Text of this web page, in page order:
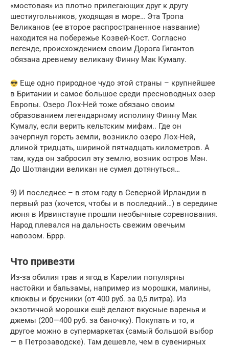
«мостовая» из плотно прилегающих друг к другу
шестиугольников, уходящая в море… Эта Тропа
Великанов (ее второе распространенное название)
находится на побережье Козвей-Кост. Согласно
легенде, происхождением своим Дорога Гигантов
обязана древнему великану Финну Мак Кумалу.
Еще одно природное чудо этой страны – крупнейшее
в Британии и самое большое среди пресноводных озер
Европы. Озеро Лох-Ней тоже обязано своим
образованием легендарному исполину Финну Мак
Кумалу, если верить кельтским мифам.. Где он
зачерпнул горсть земли, возникло озеро Лох-Ней,
длиной тридцать, шириной пятнадцать километров. А
там, куда он забросил эту землю, возник остров Мэн.
До Шотландии великан не сумел дотянуться…
9) И последнее – в этом году в Северной Ирландии в
первый раз (хочется, чтобы и в последний…) в середине
июня в Ирвинстауне прошли необычные соревнования.
Народ плевался на дальность свежим овечьим
навозом. Бррр.
Что привезти
Из-за обилия трав и ягод в Карелии популярны
настойки и бальзамы, например из морошки, малины,
клюквы и брусники (от 400 руб. за 0,5 литра). Из
экзотичной морошки ещё делают вкусные варенья и
джемы (200—400 руб. за баночку). Покупать и то, и
другое можно в супермаркетах (самый большой выбор
— в Петрозаводске). Там дешевле, чем в сувенирных